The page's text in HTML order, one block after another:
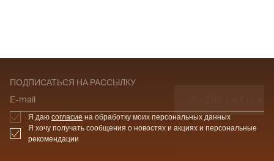
ПОДПИСАТЬСЯ НА РАССЫЛКУ
E-mail
Я даю согласие на обработку моих персональных данных
Я хочу получать сообщения о новостях и акциях и персональные
рекомендации